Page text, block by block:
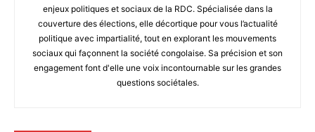
enjeux politiques et sociaux de la RDC. Spécialisée dans la
couverture des élections, elle décortique pour vous l’actualité
politique avec impartialité, tout en explorant les mouvements
sociaux qui façonnent la société congolaise. Sa précision et son
engagement font d'elle une voix incontournable sur les grandes
questions sociétales.